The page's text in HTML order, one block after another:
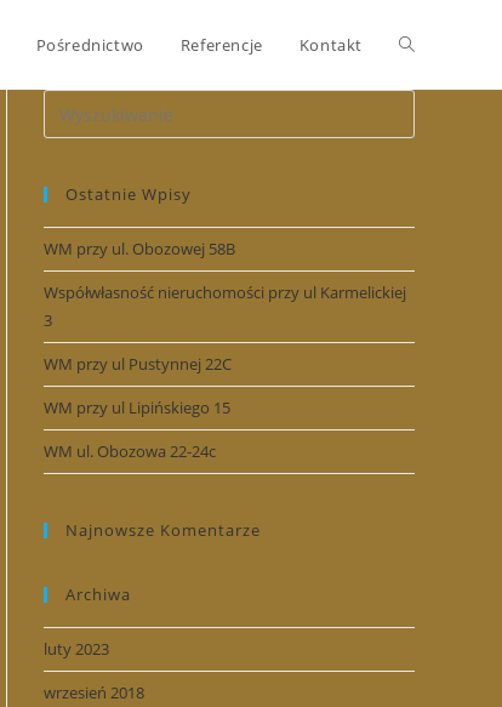
Pośrednictwo Referencje Kontakt Toggle
website
search
Ostatnie Wpisy
WM przy ul. Obozowej 58B
Współwłasność nieruchomości przy ul Karmelickiej
3
WM przy ul Pustynnej 22C
WM przy ul Lipińskiego 15
WM ul. Obozowa 22-24c
Najnowsze Komentarze
Archiwa
luty 2023
wrzesień 2018